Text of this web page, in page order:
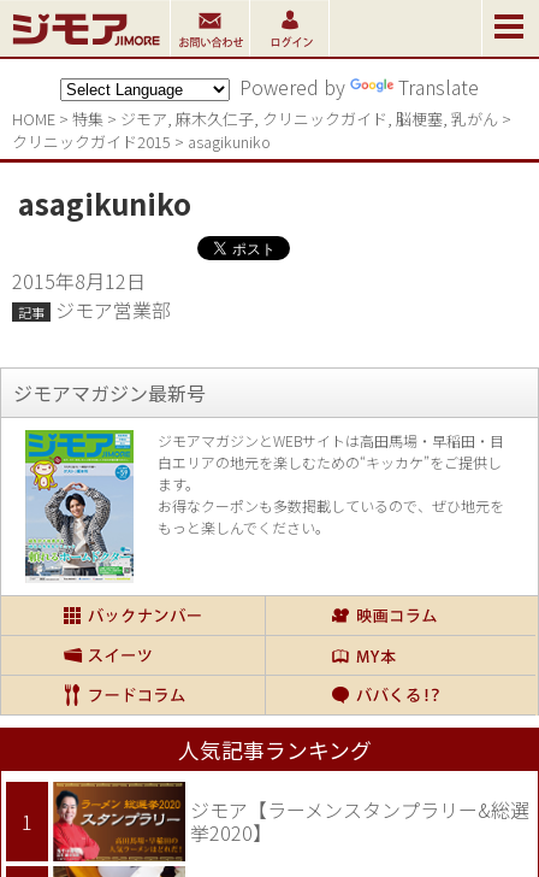
Powered by Translate
HOME > 特集 > ジモア, 麻木久仁子, クリニックガイド, 脳梗塞, 乳がん >
クリニックガイド2015 > asagikuniko
asagikuniko
2015年8月12日
記事 ジモア営業部
ジモアマガジン最新号
ジモアマガジンとWEBサイトは高田馬場・早稲田・目
白エリアの地元を楽しむための“キッカケ”をご提供し
ます。
お得なクーポンも多数掲載しているので、 ぜひ地元を
もっと楽しんでください。
人気記事ランキング
ジモア【ラーメンスタンプラリー&総選
挙2020】